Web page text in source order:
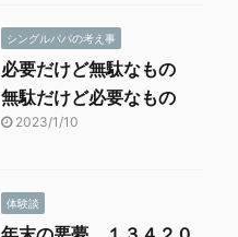
シングルパパの考え事
必要だけど無駄なもの
無駄だけど必要なもの
2023/1/10
体験談